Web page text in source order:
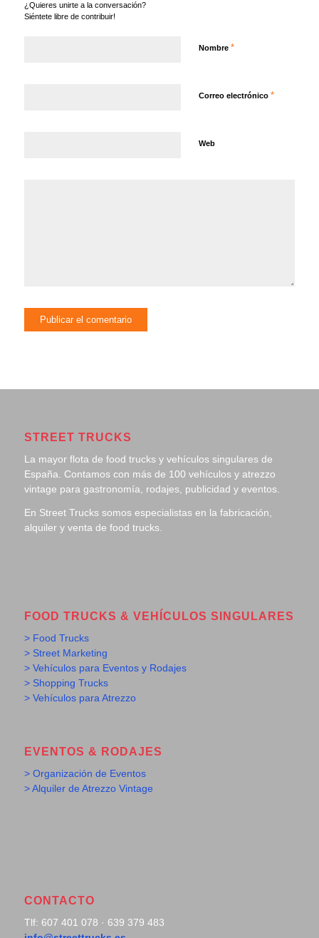
¿Quieres unirte a la conversación?
Siéntete libre de contribuir!
Nombre *
Correo electrónico *
Web
STREET TRUCKS
La mayor flota de food trucks y vehículos singulares de
España. Contamos con más de 100 vehículos y atrezzo
vintage para gastronomía, rodajes, publicidad y eventos.
En Street Trucks somos especialistas en la fabricación,
alquiler y venta de food trucks.
FOOD TRUCKS & VEHÍCULOS SINGULARES
> Food Trucks
> Street Marketing
> Vehículos para Eventos y Rodajes
> Shopping Trucks
> Vehículos para Atrezzo
EVENTOS & RODAJES
> Organización de Eventos
> Alquiler de Atrezzo Vintage
CONTACTO
Tlf: 607 401 078 · 639 379 483